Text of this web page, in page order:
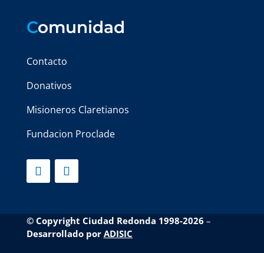
Comunidad
Contacto
Donativos
Misioneros Claretianos
Fundacion Proclade
© Copyright Ciudad Redonda 1998-2026 –
Desarrollado por ADISIC